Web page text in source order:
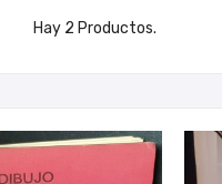
Hay 2 Productos.